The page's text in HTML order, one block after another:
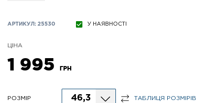
АРТИКУЛ: 25530 У НАЯВНОСТІ
ЦІНА
1 995 ГРН
РОЗМІР 46,3 ТАБЛИЦЯ РОЗМІРІВ